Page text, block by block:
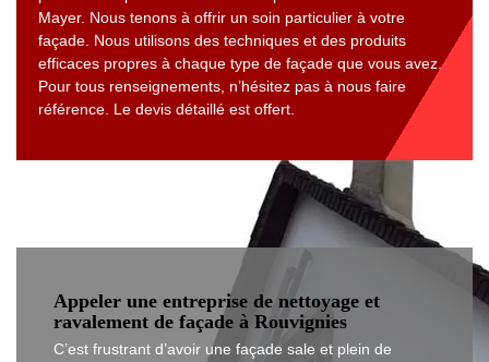
Mayer. Nous tenons à offrir un soin particulier à votre
façade. Nous utilisons des techniques et des produits
efficaces propres à chaque type de façade que vous avez.
Pour tous renseignements, n’hésitez pas à nous faire
référence. Le devis détaillé est offert.
Appeler une entreprise de nettoyage et
ravalement de façade à Rouvignies
C’est frustrant d’avoir une façade sale et plein de